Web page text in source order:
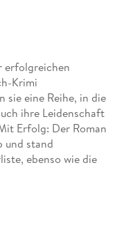
erfolgreichen
Krimi
sie eine Reihe, in die
ihre Leidenschaft
Erfolg: Der Roman
und stand
ebenso wie die